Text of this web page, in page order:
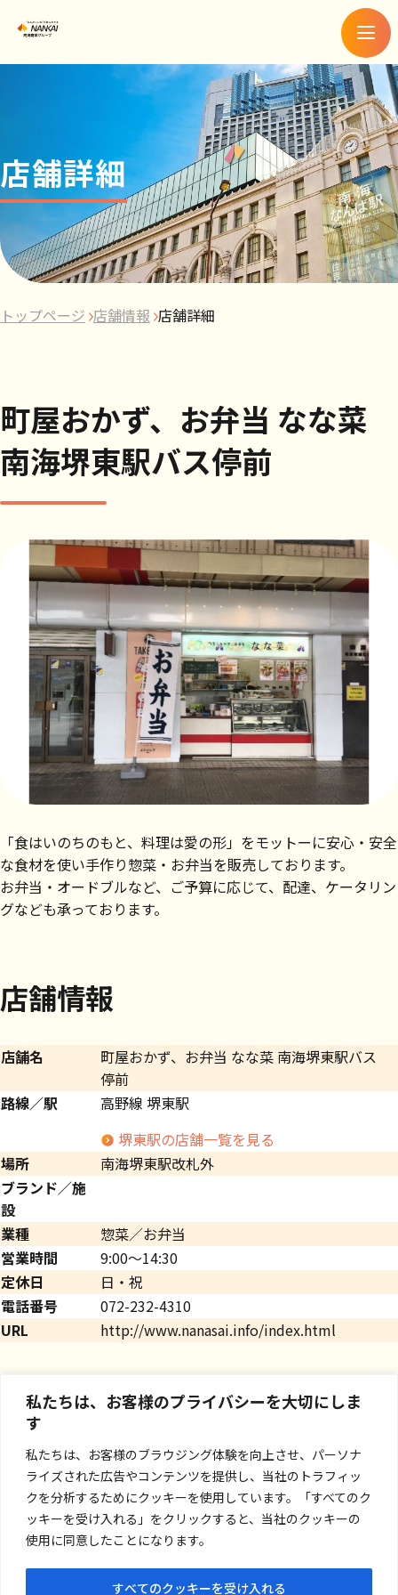
私たちは、お客様のプライバシーを大切にしま
す
私たちは、お客様のブラウジング体験を向上させ、パーソナ
ライズされた広告やコンテンツを提供し、当社のトラフィッ
クを分析するためにクッキーを使用しています。「すべてのク
ッキーを受け入れる」をクリックすると、当社のクッキーの
使用に同意したことになります。
すべてのクッキーを受け入れる
メ
ニ
ュ
ー
店舗詳細
トップページ 店舗情報 店舗詳細
町屋おかず、お弁当 なな菜
南海堺東駅バス停前
「食はいのちのもと、料理は愛の形」をモットーに安心・安全
な食材を使い手作り惣菜・お弁当を販売しております。
お弁当・オードブルなど、ご予算に応じて、配達、ケータリン
グなども承っております。
店舗情報
店舗名
町屋おかず、お弁当 なな菜 南海堺東駅バス
停前
路線／駅
高野線 堺東駅
堺東駅の店舗一覧を見る
場所
南海堺東駅改札外
ブランド／施
設
業種
惣菜／お弁当
営業時間
9:00～14:30
定休日
日・祝
電話番号
072-232-4310
URL
http://www.nanasai.info/index.html